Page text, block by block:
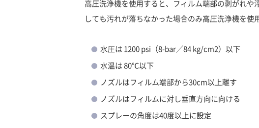
高圧洗浄機を使用すると、フィルム端部の剥がれ
しても汚れが落ちなかった場合のみ高圧洗浄機を
水圧は 1200 psi（8-bar／84 kg/cm2）以下
水温は 80℃以下
ノズルはフィルム端部から30cm以上離す
ノズルはフィルムに対し垂直方向に向ける
スプレーの角度は40度以上に設定